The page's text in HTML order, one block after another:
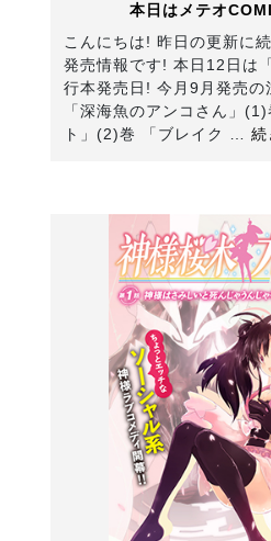
本日はメテオ
こんにちは! 昨日の更新に
発売情報です! 本日12日は
行本発売日! 今月9月発売の
「深海魚のアンコさん」
ト」(2)巻 「ブレイク …